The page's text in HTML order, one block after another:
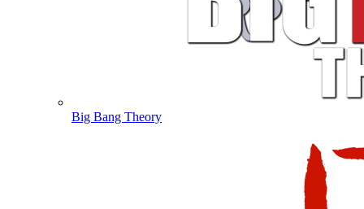
Big Bang Theory